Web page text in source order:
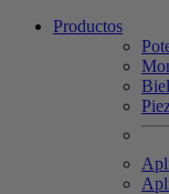
Productos